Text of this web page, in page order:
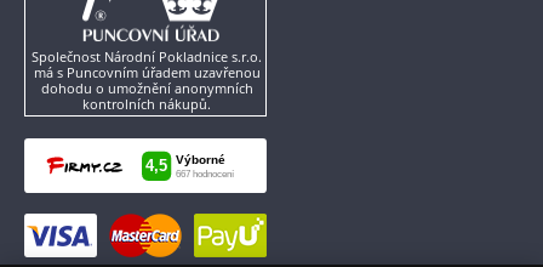
Společnost Národní Pokladnice s.r.o.
má s Puncovním úřadem uzavřenou
dohodu o umožnění anonymních
kontrolních nákupů.